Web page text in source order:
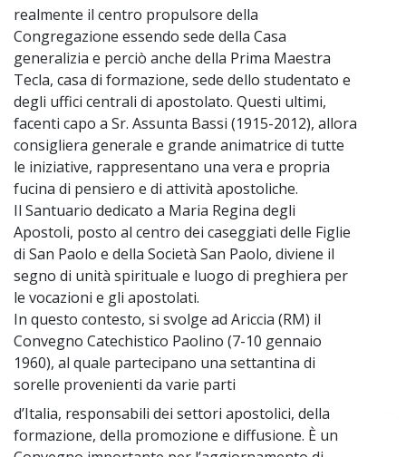
realmente il centro propulsore della
Congregazione essendo sede della Casa
generalizia e perciò anche della Prima Maestra
Tecla, casa di formazione, sede dello studentato e
degli uffici centrali di apostolato. Questi ultimi,
facenti capo a Sr. Assunta Bassi (1915-2012), allora
consigliera generale e grande animatrice di tutte
le iniziative, rappresentano una vera e propria
fucina di pensiero e di attività apostoliche.
Il Santuario dedicato a Maria Regina degli
Apostoli, posto al centro dei caseggiati delle Figlie
di San Paolo e della Società San Paolo, diviene il
segno di unità spirituale e luogo di preghiera per
le vocazioni e gli apostolati.
In questo contesto, si svolge ad Ariccia (RM) il
Convegno Catechistico Paolino (7-10 gennaio
1960), al quale partecipano una settantina di
sorelle provenienti da varie parti
d’Italia, responsabili dei settori apostolici, della
formazione, della promozione e diffusione. È un